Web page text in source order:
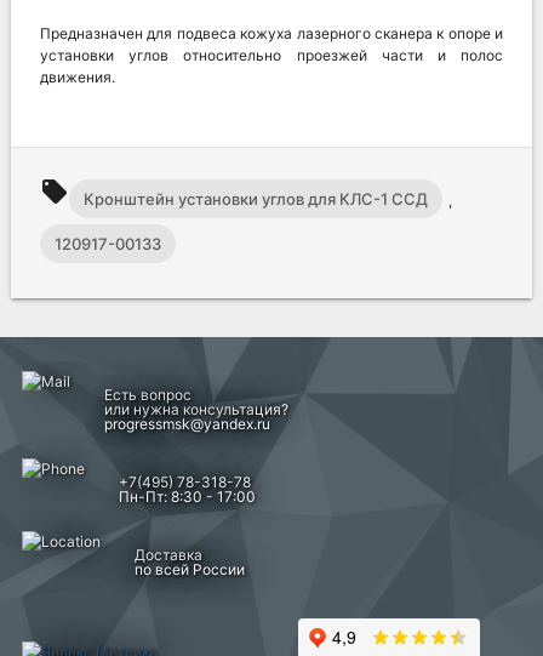
Предназначен для подвеса кожуха лазерного сканера к опоре и
установки углов относительно проезжей части и полос
движения.
local_offer Кронштейн установки углов для КЛС-1 ССД ,
120917-00133
Есть вопрос
или нужна консультация?
progressmsk@yandex.ru
+7(495) 78-318-78
Пн-Пт: 8:30 - 17:00
Доставка
по всей России